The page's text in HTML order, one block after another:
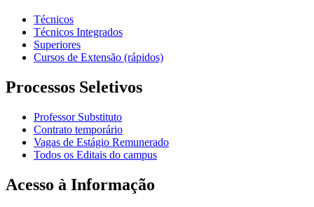
Técnicos
Técnicos Integrados
Superiores
Cursos de Extensão (rápidos)
Processos Seletivos
Professor Substituto
Contrato temporário
Vagas de Estágio Remunerado
Todos os Editais do campus
Acesso à Informação